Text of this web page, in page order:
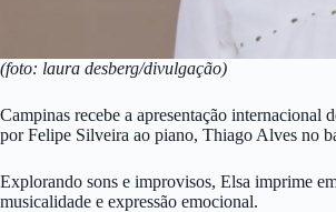
(foto: laura desberg/divulgação)
Campinas recebe a apresentação internacional
por Felipe Silveira ao piano, Thiago Alves no
Explorando sons e improvisos, Elsa imprime
musicalidade e expressão emocional.